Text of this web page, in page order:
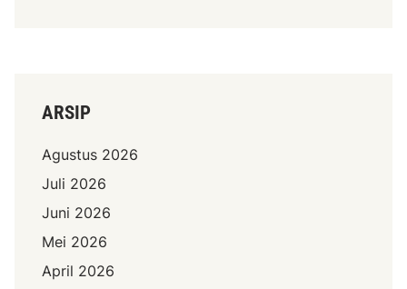
ARSIP
Agustus 2026
Juli 2026
Juni 2026
Mei 2026
April 2026